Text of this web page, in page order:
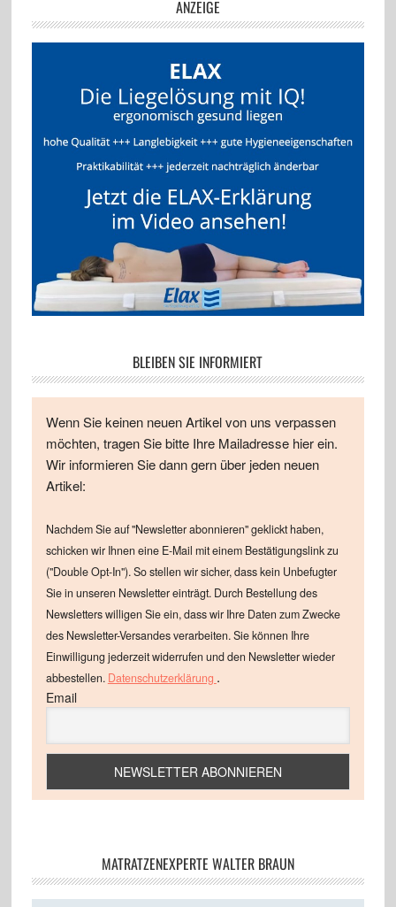
ANZEIGE
BLEIBEN SIE INFORMIERT
Wenn Sie keinen neuen Artikel von uns verpassen
möchten, tragen Sie bitte Ihre Mailadresse hier ein.
Wir informieren Sie dann gern über jeden neuen
Artikel:
Nachdem Sie auf "Newsletter abonnieren" geklickt haben,
schicken wir Ihnen eine E-Mail mit einem Bestätigungslink zu
("Double Opt-In"). So stellen wir sicher, dass kein Unbefugter
Sie in unseren Newsletter einträgt. Durch Bestellung des
Newsletters willigen Sie ein, dass wir Ihre Daten zum Zwecke
des Newsletter-Versandes verarbeiten. Sie können Ihre
Einwilligung jederzeit widerrufen und den Newsletter wieder
abbestellen. Datenschutzerklärung .
Email
MATRATZENEXPERTE WALTER BRAUN